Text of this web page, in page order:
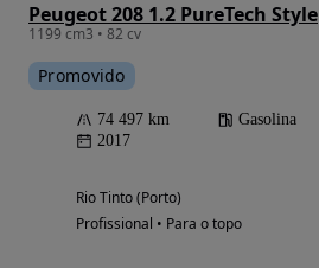
Peugeot 208 1.2 PureTech Style
1199 cm3 • 82 cv
Promovido
74 497 km Gasolina
2017
Rio Tinto (Porto)
Profissional • Para o topo